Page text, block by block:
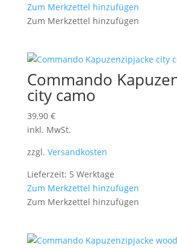
Zum Merkzettel hinzufügen
Zum Merkzettel hinzufügen
Commando
city camo
39,90 €
inkl. MwSt.
zzgl. Versandkosten
Lieferzeit: 5 Werktage
Zum Merkzettel hinzufügen
Zum Merkzettel hinzufügen